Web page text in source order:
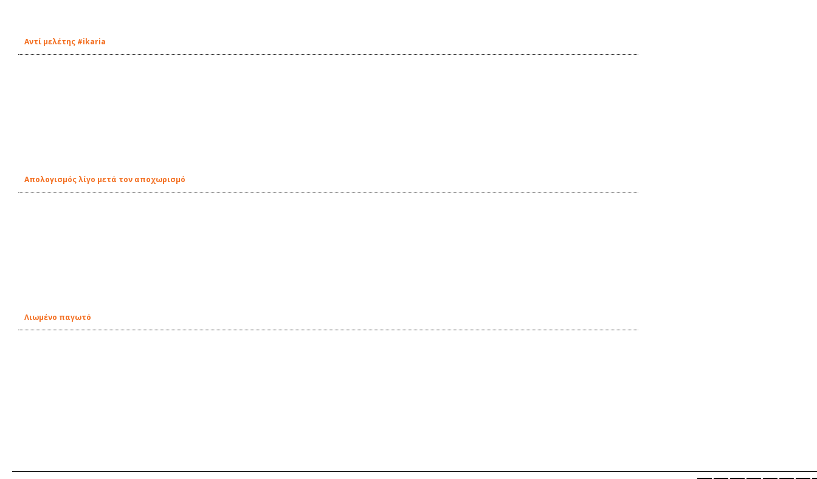
Αντί μελέτης #ikaria
Απολογισμός λίγο μετά τον αποχωρισμό
Λιωμένο παγωτό